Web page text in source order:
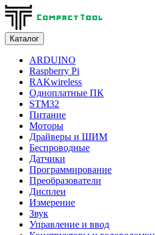
Каталог
ARDUINO
Raspberry Pi
RAKwireless
Одноплатные ПК
STM32
Питание
Моторы
Драйверы и ШИМ
Беспроводные
Датчики
Программирование
Преобразователи
Дисплеи
Измерение
Звук
Управление и ввод